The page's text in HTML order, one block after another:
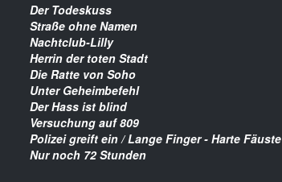
Der Todeskuss
Straße ohne Namen
Nachtclub-Lilly
Herrin der toten Stadt
Die Ratte von Soho
Unter Geheimbefehl
Der Hass ist blind
Versuchung auf 809
Polizei greift ein / Lange Finger - Harte Fäuste
Nur noch 72 Stunden